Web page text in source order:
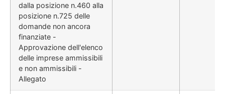
dalla posizione n.460 alla
posizione n.725 delle
domande non ancora
finanziate -
Approvazione dell'elenco
delle imprese ammissibili
e non ammissibili -
Allegato